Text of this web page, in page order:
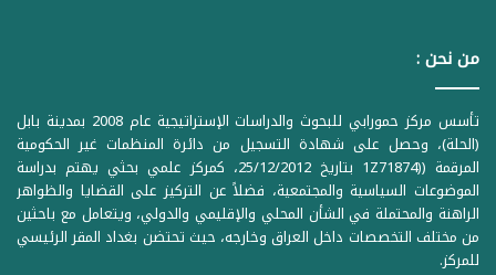
من نحن :
تأسس مركز حمورابي للبحوث والدراسات الإستراتيجية عام 2008 بمدينة بابل
(الحلة)، وحصل على شهادة التسجيل من دائرة المنظمات غير الحكومية
المرقمة ((1Z71874 بتاريخ 25/12/2012، كمركز علمي بحثي يهتم بدراسة
الموضوعات السياسية والمجتمعية، فضلاً عن التركيز على القضايا والظواهر
الراهنة والمحتملة في الشأن المحلي والإقليمي والدولي، ويتعامل مع باحثين
من مختلف التخصصات داخل العراق وخارجه، حيث تحتضن بغداد المقر الرئيسي
للمركز.